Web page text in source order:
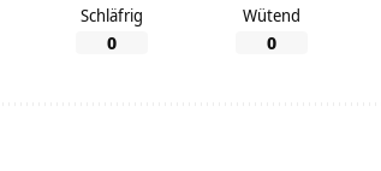
Schläfrig
0
Wütend
0